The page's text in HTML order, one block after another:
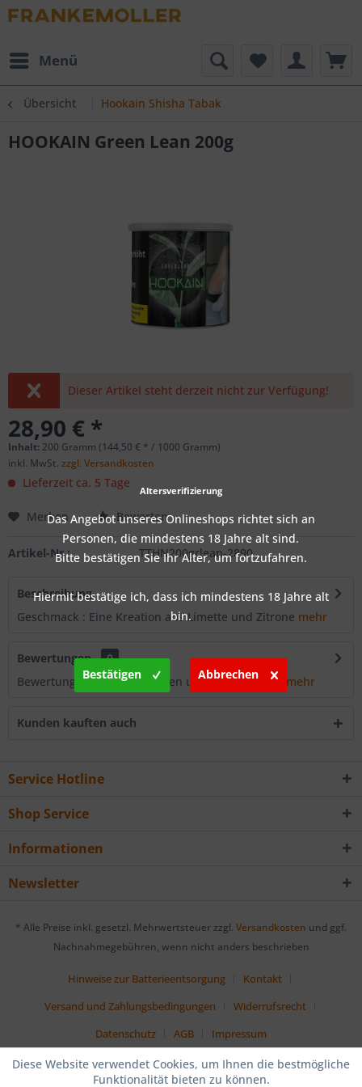
Menü
Übersicht Hookain Shisha Tabak
HOOKAIN Green Lean 200g
Dieser Artikel steht derzeit nicht zur Verfügung!
28,90 € *
Inhalt: 200 Gramm (144,50 € * / 1000 Gramm)
inkl. MwSt. zzgl. Versandkosten
Lieferzeit ca. 5 Tage
Merken Bewerten
Artikel-Nr.: TTHN200grlean-2890
Beschreibung
Geschmack : Eine Kreation aus Limette und Zitrone mehr
Bewertungen
0
Bewertungen lesen, schreiben und diskutieren... mehr
Kunden kauften auch
Service Hotline
Shop Service
Informationen
Newsletter
* Alle Preise inkl. gesetzl. Mehrwertsteuer zzgl. Versandkosten und ggf.
Nachnahmegebühren, wenn nicht anders beschrieben
Hinweise zur Batterieentsorgung
Kontakt
Versand und Zahlungsbedingungen
Widerrufsrecht
Datenschutz
AGB Impressum
Diese Website verwendet Cookies, um Ihnen die bestmögliche
Funktionalität bieten zu können.
Altersverifizierung
Das Angebot unseres Onlineshops richtet sich an
Personen, die mindestens 18 Jahre alt sind.
Bitte bestätigen Sie Ihr Alter, um fortzufahren.
Hiermit bestätige ich, dass ich mindestens 18 Jahre alt
bin.
Bestätigen Abbrechen